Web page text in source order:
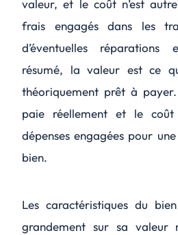
valeur, et le coût n’est
frais engagés dans les
d’éventuelles
résumé, la valeur est ce
théoriquement prêt à
paie réellement et le coût
dépenses engagées pour
bien.
Les caractéristiques du
grandement sur sa valeur